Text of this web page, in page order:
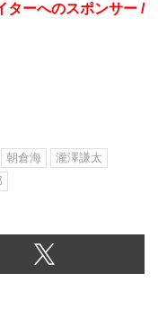
ーへのスポンサー /
朝倉海
瀧澤謙太